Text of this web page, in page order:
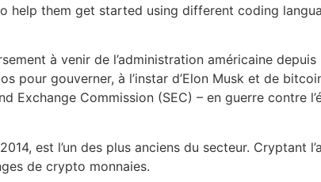
them get started using different coding
à venir de l’administration américaine
pour gouverner, à l’instar d’Elon Musk et de
Exchange Commission (SEC) – en guerre contre
est l’un des plus anciens du secteur. Cryptant
de crypto monnaies.